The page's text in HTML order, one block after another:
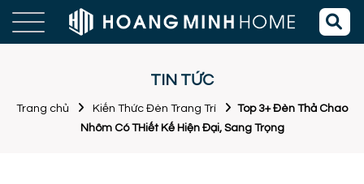
TIN TỨC
Trang chủ Kiến Thức Đèn Trang Trí
Top 3+ Đèn Thả Chao
Nhôm Có THiết Kế Hiện Đại, Sang Trọng